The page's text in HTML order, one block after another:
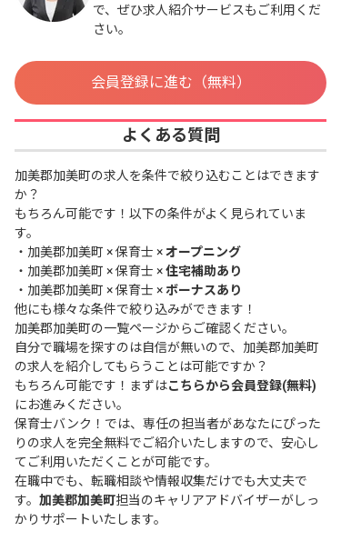
で、ぜひ求人紹介サービスもご利用くだ
さい。
会員登録に進む（無料）
よくある質問
加美郡加美町の求人を条件で絞り込むことはできます
か？
もちろん可能です！以下の条件がよく見られていま
す。
・ 加美郡加美町 × 保育士 ×オープニング
・ 加美郡加美町 × 保育士 ×住宅補助あり
・ 加美郡加美町 × 保育士 ×ボーナスあり
他にも様々な条件で絞り込みができます！
加美郡加美町の一覧ページからご確認ください。
自分で職場を探すのは自信が無いので、加美郡加美町
の求人を紹介してもらうことは可能ですか？
もちろん可能です！まずはこちらから会員登録(無料)
にお進みください。
保育士バンク！では、専任の担当者があなたにぴった
りの求人を完全無料でご紹介いたしますので、安心し
てご利用いただくことが可能です。
在職中でも、転職相談や情報収集だけでも大丈夫で
す。 加美郡加美町担当のキャリアアドバイザーがしっ
かりサポートいたします。